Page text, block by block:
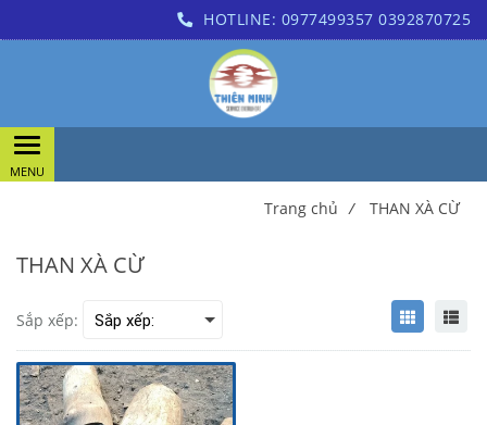
HOTLINE: 0977499357 0392870725
Trang chủ / THAN XÀ CỪ
THAN XÀ CỪ
Sắp xếp: